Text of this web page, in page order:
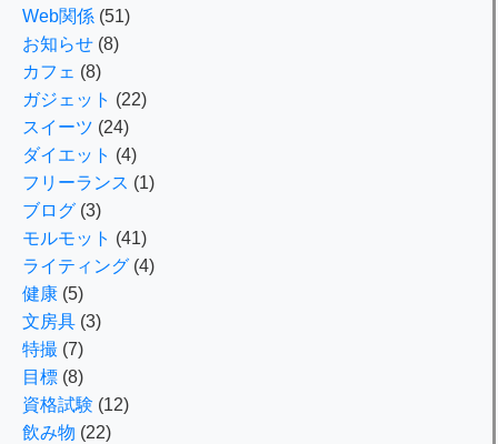
Web関係 (51)
お知らせ (8)
カフェ (8)
ガジェット (22)
スイーツ (24)
ダイエット (4)
フリーランス (1)
ブログ (3)
モルモット (41)
ライティング (4)
健康 (5)
文房具 (3)
特撮 (7)
目標 (8)
資格試験 (12)
飲み物 (22)